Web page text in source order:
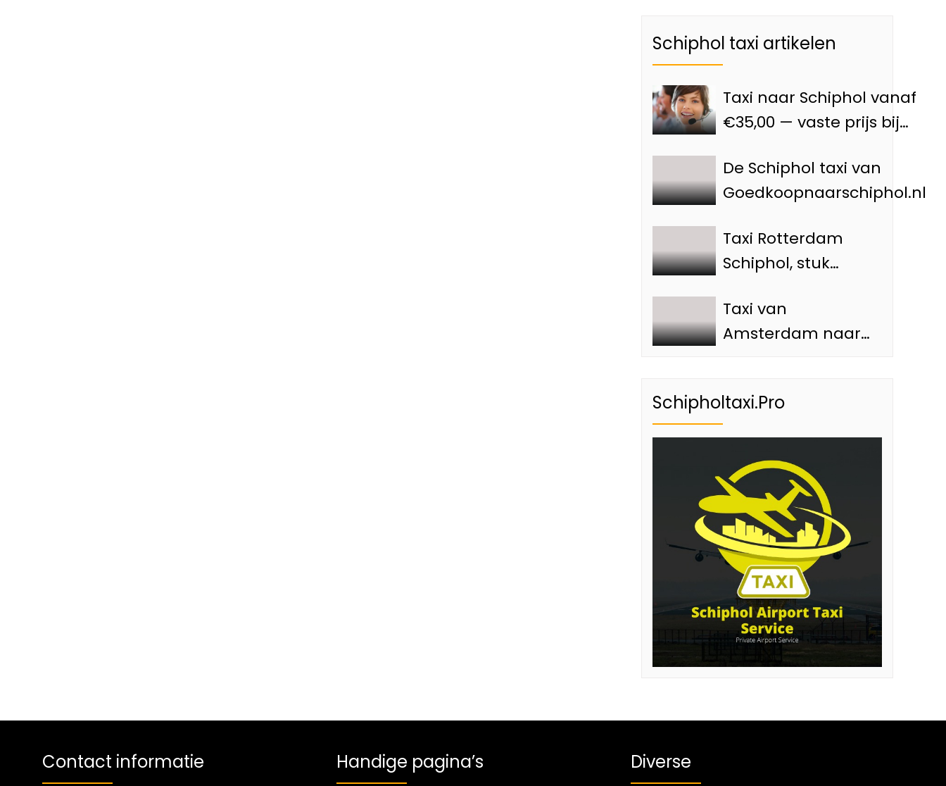
onze Schiphol taxi
Schiphol taxi artikelen
Taxi naar Schiphol vanaf
€35,00 — vaste prijs bij
De Schiphol taxi van
Goedkoopnaarschiphol.nl
Taxi Rotterdam
Schiphol, stuk
je voorkomt dat je
teveel betaalt
Taxi van
Amsterdam naar
Schipholtaxi.Pro
Contact informatie Handige pagina’s Diverse